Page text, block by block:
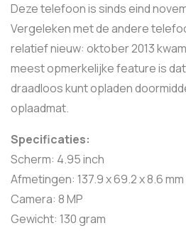
Deze telefoon is sinds eind
Vergeleken met de andere
relatief nieuw: oktober 2013
meest opmerkelijke feature is
draadloos kunt opladen
oplaadmat.
Specificaties:
Scherm: 4.95 inch
Afmetingen: 137.9 x 69.2 x 8.6 mm
Camera: 8 MP
Gewicht: 130 gram